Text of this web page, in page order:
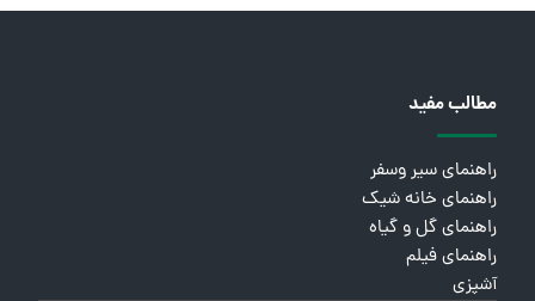
مطالب مفید
راهنمای سیر وسفر
راهنمای خانه شیک
راهنمای گل و گیاه
راهنمای فیلم
آشپزی